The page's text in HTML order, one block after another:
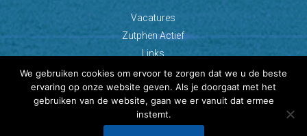
Vacatures
Zutphen Actief
Links
© Copyright 2026 AZC Zutphen
We gebruiken cookies om ervoor te zorgen dat we u de beste
ervaring op onze website geven. Als je doorgaat met het
gebruiken van de website, gaan we er vanuit dat ermee
instemt.